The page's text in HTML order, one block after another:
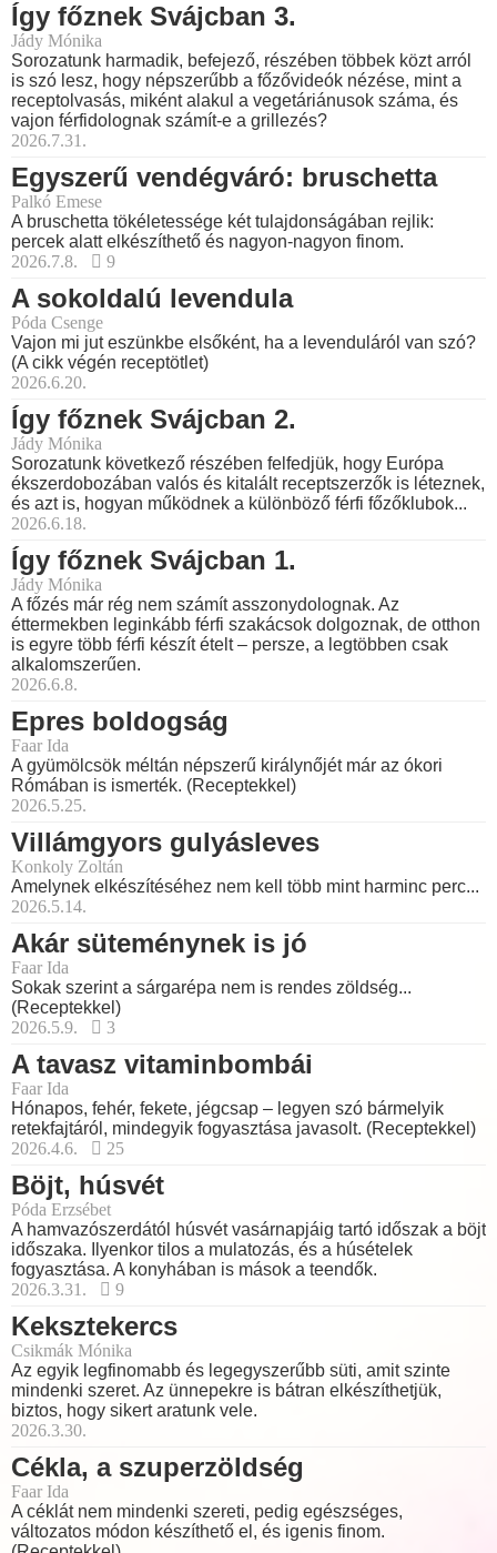
Így főznek Svájcban 3.
Jády Mónika
Sorozatunk harmadik, befejező, részében többek közt arról
is szó lesz, hogy népszerűbb a főzővideók nézése, mint a
receptolvasás, miként alakul a vegetáriánusok száma, és
vajon férfidolognak számít-e a grillezés?
2026.7.31.
Egyszerű vendégváró: bruschetta
Palkó Emese
A bruschetta tökéletessége két tulajdonságában rejlik:
percek alatt elkészíthető és nagyon-nagyon finom.
2026.7.8.
9
A sokoldalú levendula
Póda Csenge
Vajon mi jut eszünkbe elsőként, ha a levenduláról van szó?
(A cikk végén receptötlet)
2026.6.20.
Így főznek Svájcban 2.
Jády Mónika
Sorozatunk következő részében felfedjük, hogy Európa
ékszerdobozában valós és kitalált receptszerzők is léteznek,
és azt is, hogyan működnek a különböző férfi főzőklubok...
2026.6.18.
Így főznek Svájcban 1.
Jády Mónika
A főzés már rég nem számít asszonydolognak. Az
éttermekben leginkább férfi szakácsok dolgoznak, de otthon
is egyre több férfi készít ételt – persze, a legtöbben csak
alkalomszerűen.
2026.6.8.
Epres boldogság
Faar Ida
A gyümölcsök méltán népszerű királynőjét már az ókori
Rómában is ismerték. (Receptekkel)
2026.5.25.
Villámgyors gulyásleves
Konkoly Zoltán
Amelynek elkészítéséhez nem kell több mint harminc perc...
2026.5.14.
Akár süteménynek is jó
Faar Ida
Sokak szerint a sárgarépa nem is rendes zöldség...
(Receptekkel)
2026.5.9.
3
A tavasz vitaminbombái
Faar Ida
Hónapos, fehér, fekete, jégcsap – legyen szó bármelyik
retekfajtáról, mindegyik fogyasztása javasolt. (Receptekkel)
2026.4.6.
25
Böjt, húsvét
Póda Erzsébet
A hamvazószerdától húsvét vasárnapjáig tartó időszak a böjt
időszaka. Ilyenkor tilos a mulatozás, és a húsételek
fogyasztása. A konyhában is mások a teendők.
2026.3.31.
9
Keksztekercs
Csikmák Mónika
Az egyik legfinomabb és legegyszerűbb süti, amit szinte
mindenki szeret. Az ünnepekre is bátran elkészíthetjük,
biztos, hogy sikert aratunk vele.
2026.3.30.
Cékla, a szuperzöldség
Faar Ida
A céklát nem mindenki szereti, pedig egészséges,
változatos módon készíthető el, és igenis finom.